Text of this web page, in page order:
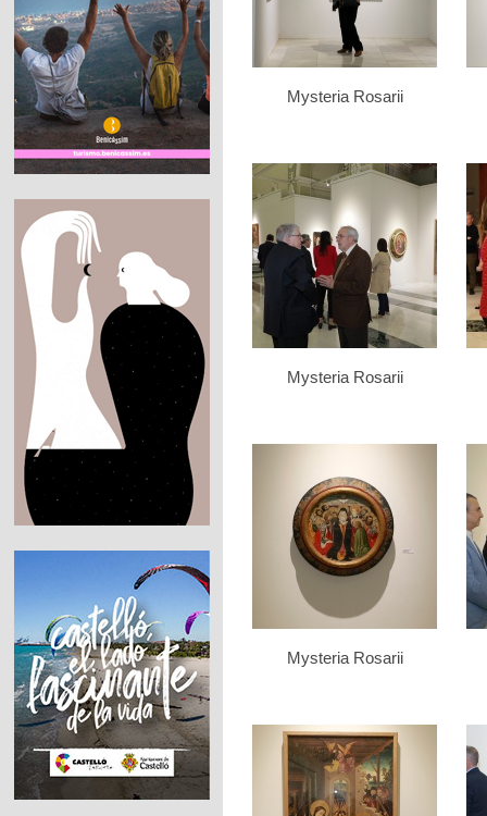
Mysteria Rosarii
Mysteria Rosarii
Mysteria Rosarii